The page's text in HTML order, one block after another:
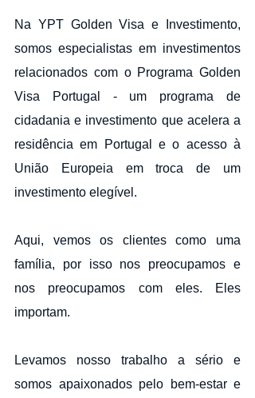
Na YPT Golden Visa e Investimento,
somos especialistas em investimentos
relacionados com o Programa Golden
Visa Portugal - um programa de
cidadania e investimento que acelera a
residência em Portugal e o acesso à
União Europeia em troca de um
investimento elegível.
Aqui, vemos os clientes como uma
família, por isso nos preocupamos e
nos preocupamos com eles. Eles
importam.
Levamos nosso trabalho a sério e
somos apaixonados pelo bem-estar e